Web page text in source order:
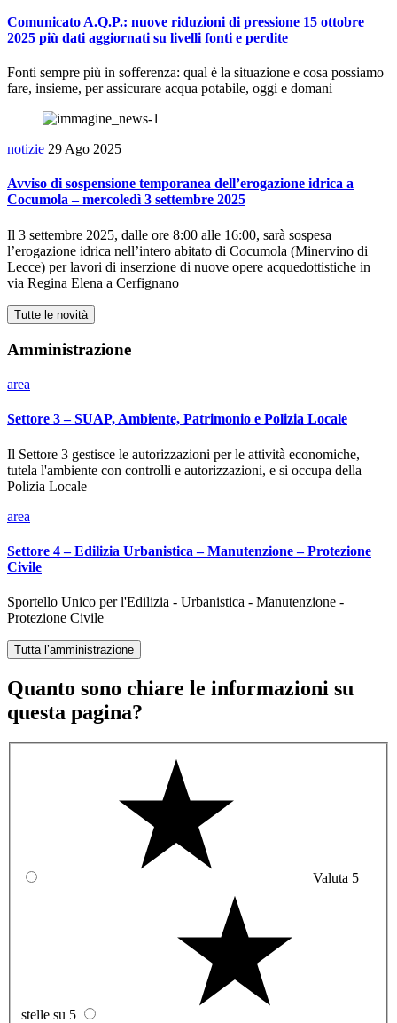
Comunicato A.Q.P.: nuove riduzioni di pressione 15 ottobre
2025 più dati aggiornati su livelli fonti e perdite
Fonti sempre più in sofferenza: qual è la situazione e cosa possiamo
fare, insieme, per assicurare acqua potabile, oggi e domani
notizie 29 Ago 2025
Avviso di sospensione temporanea dell’erogazione idrica a
Cocumola – mercoledì 3 settembre 2025
Il 3 settembre 2025, dalle ore 8:00 alle 16:00, sarà sospesa
l’erogazione idrica nell’intero abitato di Cocumola (Minervino di
Lecce) per lavori di inserzione di nuove opere acquedottistiche in
via Regina Elena a Cerfignano
Tutte le novità
Amministrazione
area
Settore 3 – SUAP, Ambiente, Patrimonio e Polizia Locale
Il Settore 3 gestisce le autorizzazioni per le attività economiche,
tutela l'ambiente con controlli e autorizzazioni, e si occupa della
Polizia Locale
area
Settore 4 – Edilizia Urbanistica – Manutenzione – Protezione
Civile
Sportello Unico per l'Edilizia - Urbanistica - Manutenzione -
Protezione Civile
Tutta l’amministrazione
Quanto sono chiare le informazioni su
questa pagina?
Valuta 5
stelle su 5